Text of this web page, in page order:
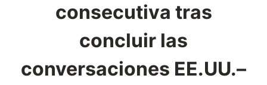
consecutiva tras
concluir las
conversaciones EE.UU.–